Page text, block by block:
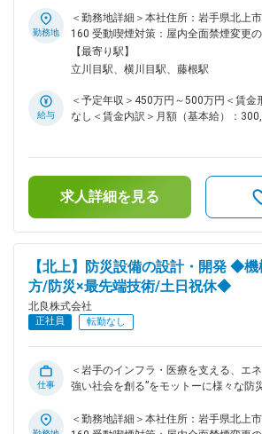
える「在宅医療管理システム」の開発
システムの企画・開発を主導する社内
します。 既存の枠にとらわれず、医療
社員が抱える課題をITの力で解決し、事
「在宅医療管理システム」の企画・開
イタルデータ管理や、病院・医師との連
系システムの企画・開発（DX推進）
分析し、効率化を図るための業務シス
・社内業務システムの運用・保守、改
の管理・運用 ・IT資産（PC・サーバー
ュリティ対策の強化 ■ポジションの魅力： ◇単なる社内SEにと
どまらず、「攻めのIT」で会社全体の
ョンです。 また当社では、地域社会や
策など、社会課題の解決を目的とした
り組んでおり、ITの立場からそれらに関
す。 ◇社内はフラットで自由な雰囲気
していけます。 ■当社について： ガスを中心に医療や災害時
に役立つ機器のモノづくり等の事業を
給、販売、設備設計、保守管理。 ◇医
勤務地
＜勤務地詳細＞本社住所：岩手県北上
160 受動喫煙対策：屋内全面禁煙変更
業所
【最寄り駅】
立川目駅、横川目駅、藤根駅
給与
＜予定年収＞450万円～500万円＜賃金
なし＜賃金内訳＞月額（基本給）：
までも目安の金額であり、選考を通じ
ます。月給(月額)は固定手当を含めた表
求人詳細を見る
【北上】防災設備の設計・開発 ◆
方/防災×最先端技術/土日祝休◆
北良株式会社
正社員 転勤なし
仕事
＜岩手のインフラ・医療を支える、エ
強い社会を創る”をモットーに様々な防
EARTH CUBE」などの設計・開発・導
＜勤務地詳細＞本社住所：岩手県北上